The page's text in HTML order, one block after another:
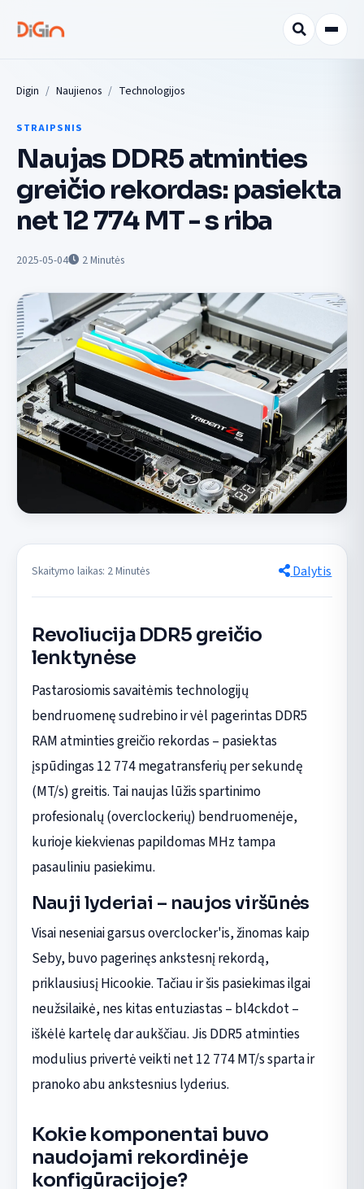
Digin Naujienos Technologijos
STRAIPSNIS
Naujas DDR5 atminties
greičio rekordas: pasiekta
net 12 774 MT - s riba
2025-05-04 2Minutės
Skaitymo laikas: 2 Minutės Dalytis
Revoliucija DDR5 greičio
lenktynėse
Pastarosiomis savaitėmis technologijų
bendruomenę sudrebino ir vėl pagerintas DDR5
RAM atminties greičio rekordas – pasiektas
įspūdingas 12 774 megatransferių per sekundę
(MT/s) greitis. Tai naujas lūžis spartinimo
profesionalų (overclockerių) bendruomenėje,
kurioje kiekvienas papildomas MHz tampa
pasauliniu pasiekimu.
Nauji lyderiai – naujos viršūnės
Visai neseniai garsus overclocker'is, žinomas kaip
Seby, buvo pagerinęs ankstesnį rekordą,
priklausiusį Hicookie. Tačiau ir šis pasiekimas ilgai
neužsilaikė, nes kitas entuziastas – bl4ckdot –
iškėlė kartelę dar aukščiau. Jis DDR5 atminties
modulius privertė veikti net 12 774 MT/s sparta ir
pranoko abu ankstesnius lyderius.
Kokie komponentai buvo
naudojami rekordinėje
konfigūracijoje?